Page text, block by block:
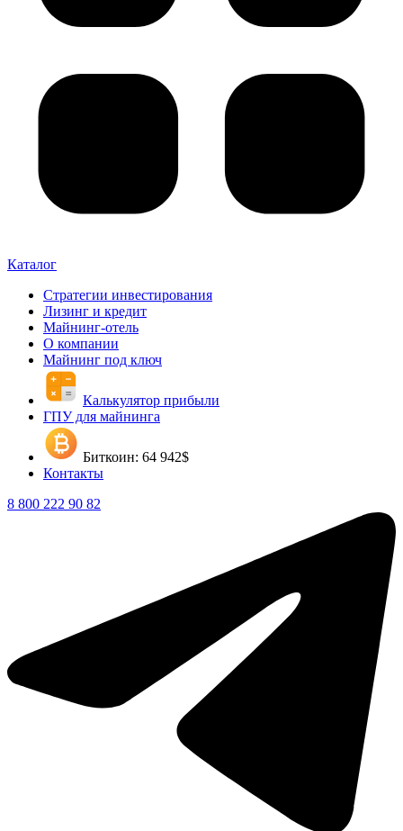
Каталог
Стратегии инвестирования
Лизинг и кредит
Майнинг-отель
О компании
Майнинг под ключ
Калькулятор прибыли
ГПУ для майнинга
Биткоин: 64 942$
Контакты
8 800 222 90 82